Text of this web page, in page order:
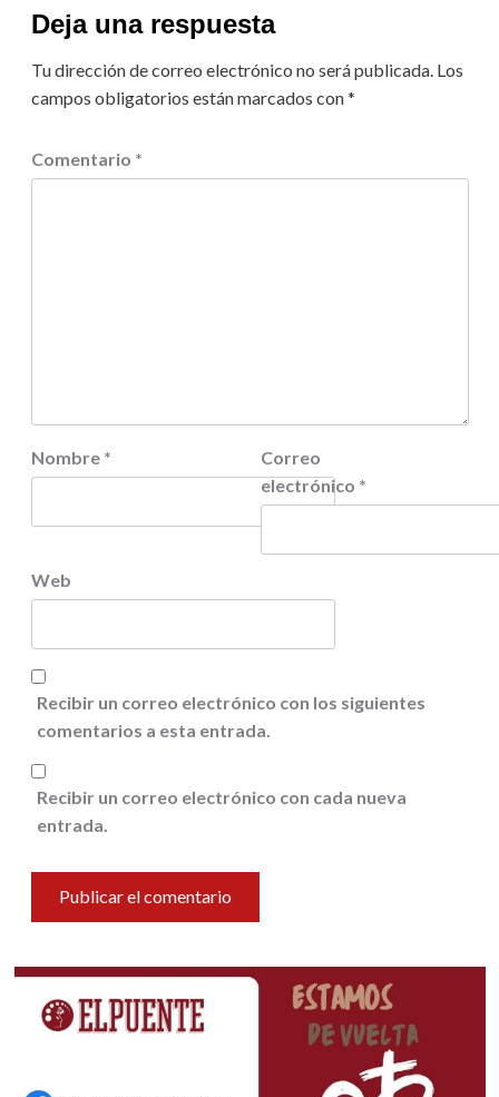
Deja una respuesta
Tu dirección de correo electrónico no será publicada. Los
campos obligatorios están marcados con*
Comentario *
Nombre *
Correo
electrónico *
Web
Recibir un correo electrónico con los siguientes
comentarios a esta entrada.
Recibir un correo electrónico con cada nueva
entrada.